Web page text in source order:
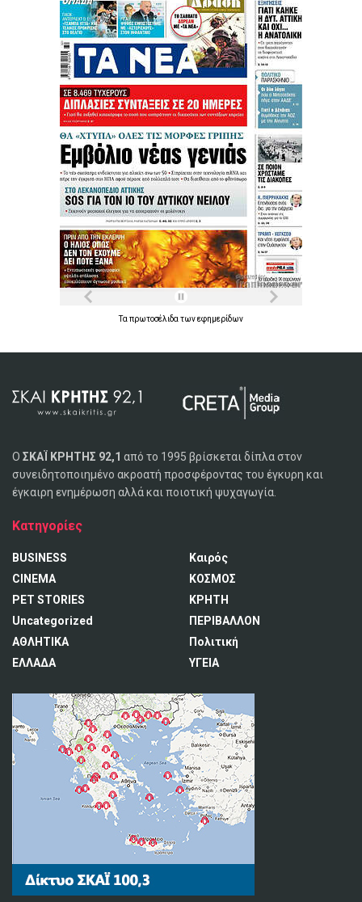
Ταπρωτοσέλιδατωνεφημερίδων
Ο ΣΚΑΪ ΚΡΗΤΗΣ 92,1 από το 1995 βρίσκεται δίπλα στον
συνειδητοποιημένο ακροατή προσφέροντας του έγκυρη και
έγκαιρη ενημέρωση αλλά και ποιοτική ψυχαγωγία.
Κατηγορίες
BUSINESS
CINEMA
PET STORIES
Uncategorized
ΑΘΛΗΤΙΚΑ
ΕΛΛΑΔΑ
Καιρός
ΚΟΣΜΟΣ
ΚΡΗΤΗ
ΠΕΡΙΒΑΛΛΟΝ
Πολιτική
ΥΓΕΙΑ